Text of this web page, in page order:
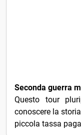
Questo tour
conoscere la
piccola tassa